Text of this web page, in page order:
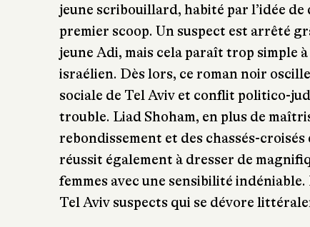
jeune scribouillard, habité par l’idée
premier scoop. Un suspect est arrêté
jeune Adi, mais cela paraît trop simple
israélien. Dès lors, ce roman noir
sociale de Tel Aviv et conflit politico-
trouble. Liad Shoham, en plus de
rebondissement et des chassés-
réussit également à dresser de
femmes avec une sensibilité
Tel Aviv suspects qui se dévore